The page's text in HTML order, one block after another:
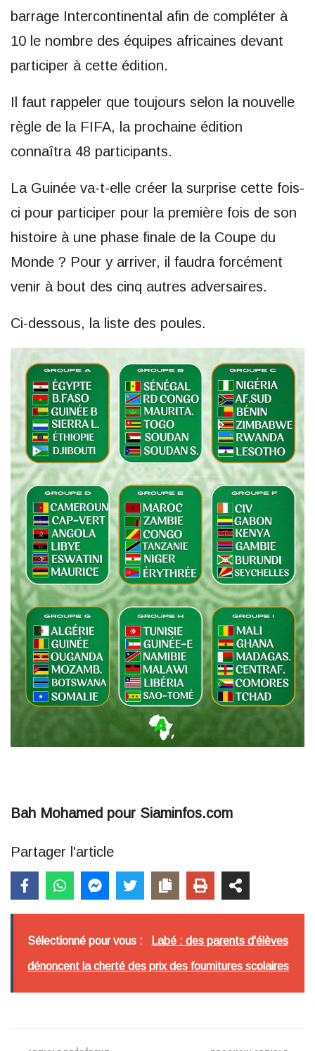
barrage Intercontinental afin de compléter à
10 le nombre des équipes africaines devant
participer à cette édition.
Il faut rappeler que toujours selon la nouvelle
règle de la FIFA, la prochaine édition
connaîtra 48 participants.
La Guinée va-t-elle créer la surprise cette fois-
ci pour participer pour la première fois de son
histoire à une phase finale de la Coupe du
Monde ? Pour y arriver, il faudra forcément
venir à bout des cinq autres adversaires.
Ci-dessous, la liste des poules.
Bah Mohamed pour Siaminfos.com
Partager l'article
Sélectionné pour vous : Labé : des parents d'élèves
dénoncent la cherté des prix des fournitures scolaires